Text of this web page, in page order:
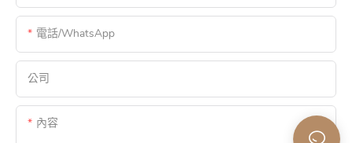
電話/WhatsApp
公司
內容